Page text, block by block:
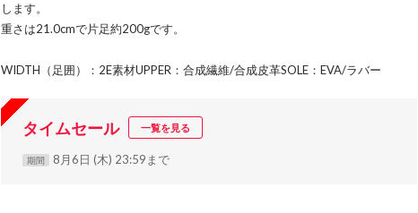
します。
重さは21.0cmで片足約200gです。
WIDTH（足囲）：2E素材UPPER：合成繊維/合成皮革SOLE：EVA/ラバー
タイムセール 一覧を見る
期間 8月6日 (木) 23:59まで